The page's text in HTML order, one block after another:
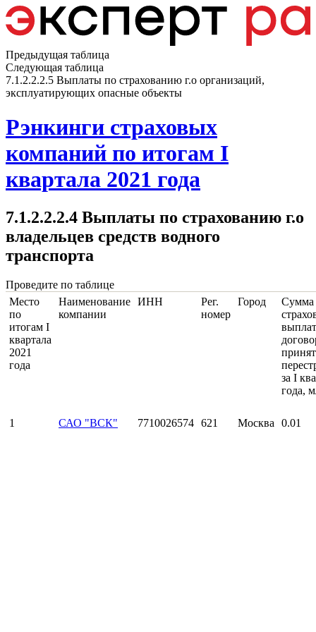
Предыдущая таблица
Следующая таблица
7.1.2.2.2.5 Выплаты по страхованию г.о организаций,
эксплуатирующих опасные объекты
Рэнкинги страховых
компаний по итогам I
квартала 2021 года
7.1.2.2.2.4 Выплаты по страхованию г.о
владельцев средств водного
транспорта
Проведите по таблице
Место
по
итогам I
квартала
2021
года
Наименование
компании
ИНН
Рег.
номер
Город
Сумма
за I
года,
1 САО "ВСК" 7710026574 621 Москва 0.01